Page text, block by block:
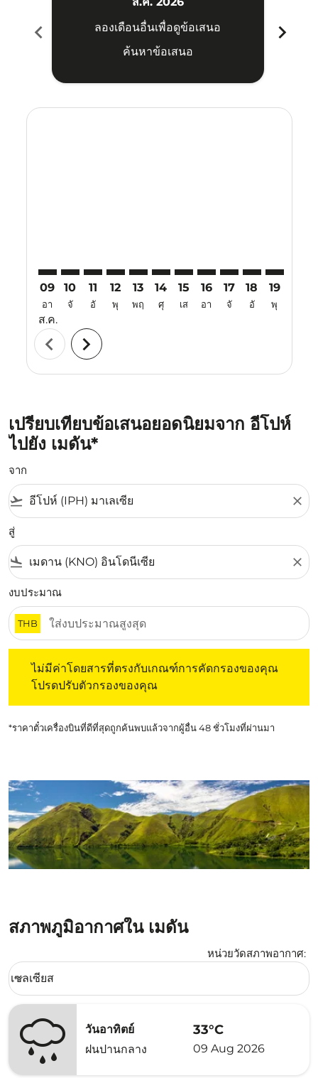
chevron_left
ลองเดือนอื่นเพื่อดูข้อเสนอ
ค้นหาข้อเสนอ
chevron_right
09
อา
ส.ค.
10
จั
11
อั
12
พุ
13
พฤ
14
ศุ
15
เส
16
อา
17
จั
18
อั
19
พุ
chevron_left chevron_right
เปรียบเทียบข้อเสนอยอดนิยมจาก อีโปห์
ไปยัง เมดัน*
จาก
flight_takeoff close
สู่
flight_land close
งบประมาณ
THB
ไม่มีค่าโดยสารที่ตรงกับเกณฑ์การคัดกรองของคุณ
โปรดปรับตัวกรองของคุณ
*ราคาตั๋วเครื่องบินที่ดีที่สุดถูกค้นพบแล้วจากผู้อื่น 48 ชั่วโมงที่ผ่านมา
สภาพภูมิอากาศใน เมดัน
หน่วยวัดสภาพอากาศ:
Weather unit option เซลเซียส Selected
เซลเซียส
keyboard_arrow_down
วันอาทิตย์
ฝนปานกลาง
33°C
09 Aug 2026